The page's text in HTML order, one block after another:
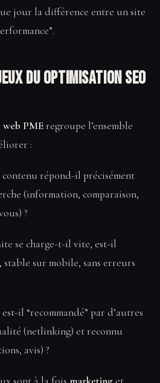
jour la différence entre un site
du Optimisation SEO
PMEregroupe l’ensemble
:
contenu répond-il précisément
(information, comparaison,
?
se charge-t-il vite, est-il
stable sur mobile, sans erreurs
il “recommandé” par d’autres
(netlinking) et reconnu
avis) ?